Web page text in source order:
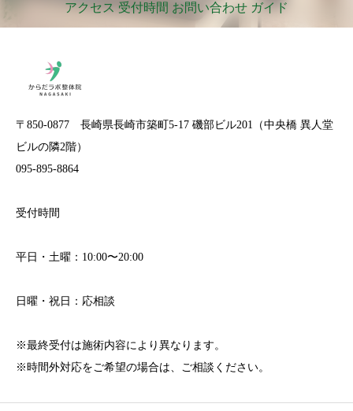
アクセス 受付時間 お問い合わせ ガイド
〒850-0877 長崎県長崎市築町5-17 磯部ビル201（中央橋 異人堂
ビルの隣2階）
095-895-8864
受付時間
平日・土曜：10:00〜20:00
日曜・祝日：応相談
※最終受付は施術内容により異なります。
※時間外対応をご希望の場合は、ご相談ください。